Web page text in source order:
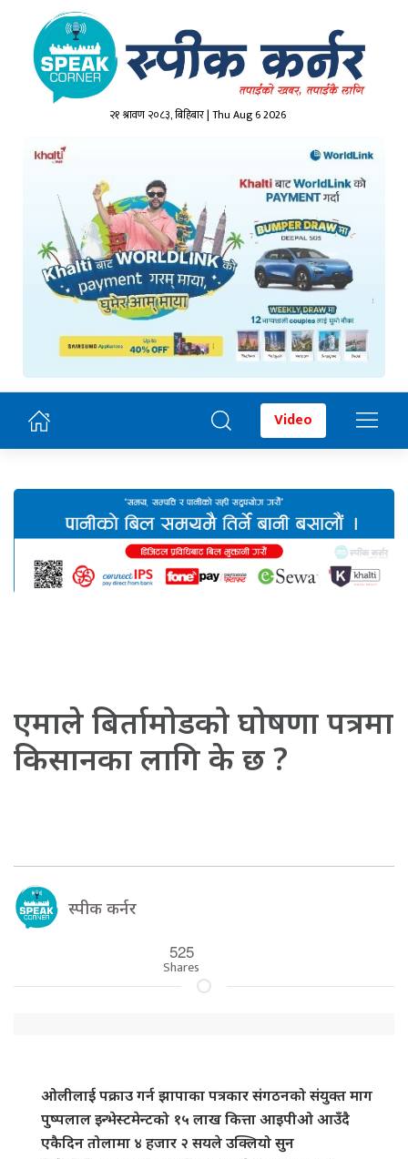
२१ श्रावण २०८३, बिहिबार | Thu Aug 6 2026
Video
एमाले बिर्तामोडको घोषणा पत्रमा
किसानका लागि के छ ?
स्पीक कर्नर
525
Shares
ओलीलाई पक्राउ गर्न झापाका पत्रकार संगठनको संयुक्त माग
पुष्पलाल इन्भेस्टमेन्टको १५ लाख कित्ता आइपीओ आउँदै
एकैदिन तोलामा ४ हजार २ सयले उक्लियो सुन